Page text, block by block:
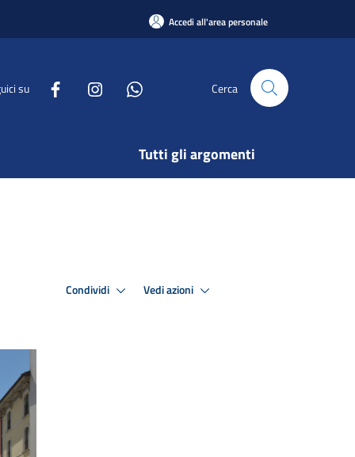
Accedi all'area personale
su Cerca
Tutti gli argomenti
Condividi Vedi azioni